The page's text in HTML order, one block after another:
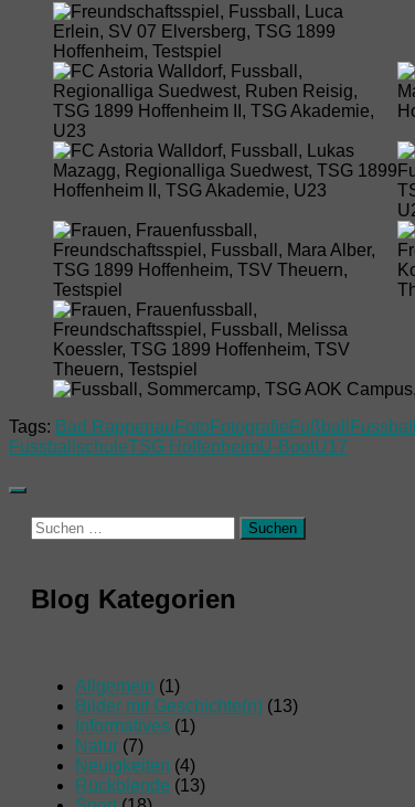
Tags: Bad Rappenau Foto Fotografie Fußball Fussball
FussballschuleTSG HoffenheimU-BootU17
Suchen
nach:
Blog Kategorien
Allgemein (1)
Bilder mit Geschichte(n) (13)
Informatives (1)
Natur (7)
Neuigkeiten (4)
Rückblende (13)